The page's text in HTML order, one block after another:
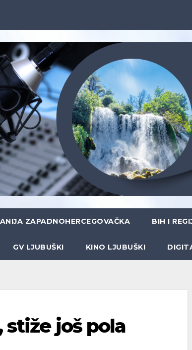
ZAPADNOHERCEGOVAČKA BIH I
GV LJUBUŠKI KINO LJUBUŠKI
stiže još pola